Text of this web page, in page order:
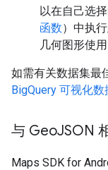
以在自己选
函数）中执
几何图形使用
如需有关数据集最
BigQuery 可视化数
与 GeoJSON
Maps SDK for